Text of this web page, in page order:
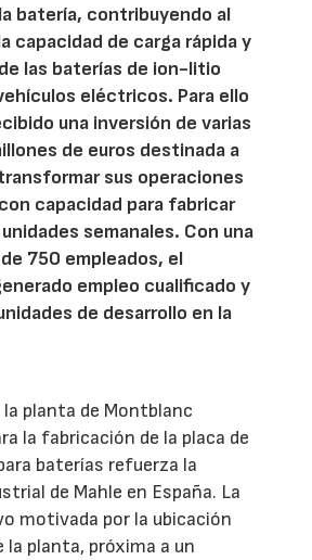
batería, contribuyendo al
capacidad de carga rápida y
las baterías de ion-litio
eléctricos. Para ello
una inversión de varias
de euros destinada a
sus operaciones
capacidad para fabricar
semanales. Con una
750 empleados, el
empleo cualificado y
de desarrollo en la
la planta de Montblanc
la fabricación de la placa de
baterías refuerza la
de Mahle en España. La
motivada por la ubicación
planta, próxima a un